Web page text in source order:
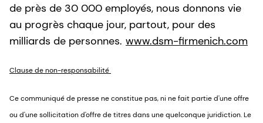
de près de 30 000 employés, nous donnons vie
au progrès chaque jour, partout, pour des
milliards de personnes. www.dsm-firmenich.com
Clause de non-responsabilité
Ce communiqué de presse ne constitue pas, ni ne fait partie d'une offre
ou d'une sollicitation d'offre de titres dans une quelconque juridiction. Le